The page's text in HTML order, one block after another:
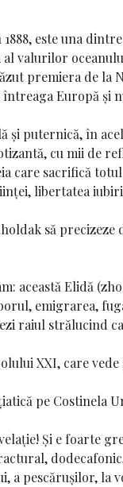
este una
valurilor
premiera de
Europă și
și puternică, în
cu mii de
care sacrifică
libertatea
să
Elidă
emigrarea,
raiul strălucind
XXI, care
pe Costinela
Și e foarte
a pescărușilor, la